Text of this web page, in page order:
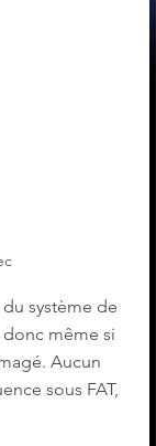
système de
même si
Aucun
sous FAT,